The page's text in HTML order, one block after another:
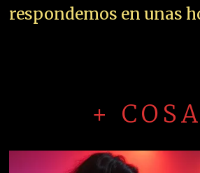
respondemos en unas
+